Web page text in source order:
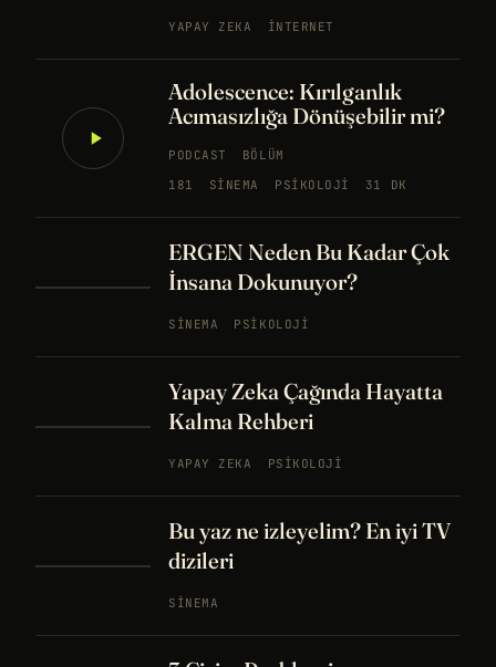
YAPAY ZEKA İNTERNET
Adolescence: Kırılganlık
Acımasızlığa Dönüşebilir mi?
PODCAST
BÖLÜM
181
SINEMA PSIKOLOJI 31 DK
ERGEN Neden Bu Kadar Çok
İnsana Dokunuyor?
SINEMA PSIKOLOJI
Yapay Zeka Çağında Hayatta
Kalma Rehberi
YAPAY ZEKA PSIKOLOJI
Bu yaz ne izleyelim? En iyi TV
dizileri
SINEMA